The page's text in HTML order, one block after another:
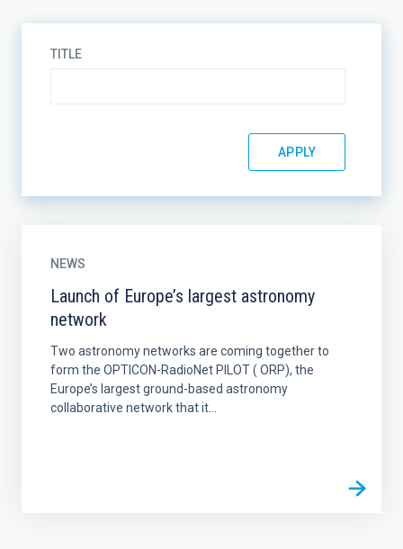
TITLE
NEWS
Launch of Europe’s largest astronomy
network
Two astronomy networks are coming together to
form the OPTICON-RadioNet PILOT ( ORP), the
Europe’s largest ground-based astronomy
collaborative network that it...